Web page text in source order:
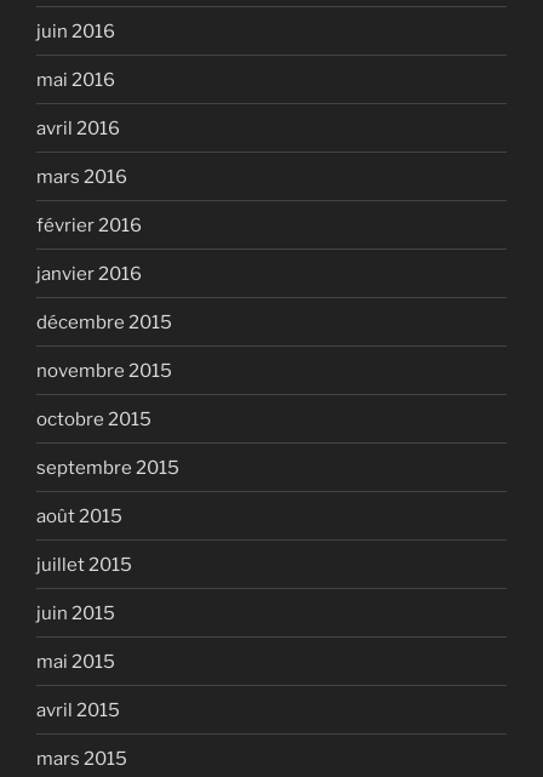
juin 2016
mai 2016
avril 2016
mars 2016
février 2016
janvier 2016
décembre 2015
novembre 2015
octobre 2015
septembre 2015
août 2015
juillet 2015
juin 2015
mai 2015
avril 2015
mars 2015